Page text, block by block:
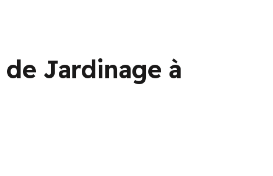
Jardinage à